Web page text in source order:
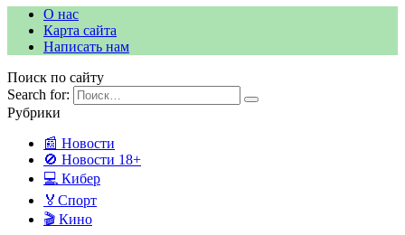
О нас
Карта сайта
Написать нам
Поиск по сайту
Search for:
Рубрики
📰 Новости
🚫 Новости 18+
💻 Кибер
🏅Спорт
🎬 Кино